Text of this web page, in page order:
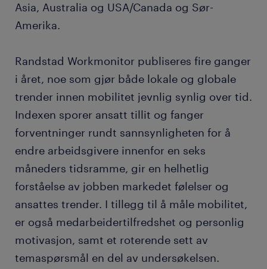
Asia, Australia og USA/Canada og Sør-
Amerika.
Randstad Workmonitor publiseres fire ganger
i året, noe som gjør både lokale og globale
trender innen mobilitet jevnlig synlig over tid.
Indexen sporer ansatt tillit og fanger
forventninger rundt sannsynligheten for å
endre arbeidsgivere innenfor en seks
måneders tidsramme, gir en helhetlig
forståelse av jobben markedet følelser og
ansattes trender. I tillegg til å måle mobilitet,
er også medarbeidertilfredshet og personlig
motivasjon, samt et roterende sett av
temaspørsmål en del av undersøkelsen.